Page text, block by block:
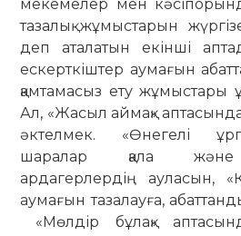
мекемелер мен
тазалық жұмыстарын
деп аталатын екінші
ескерткіштер аумағын
қамтамасыз ету
Ал, «Жасыл аймақ» аптасында
әктелмек. «Өнегелі
шаралар қала және
ардагерлердің ауласын,
аумағын тазалауға,
«Мөлдір бұлақ»